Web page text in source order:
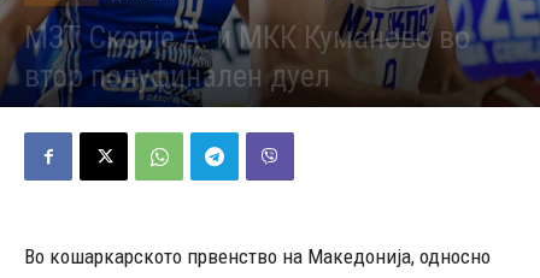
МЗТ Скопје А. и МКК Куманово во
втор полуфинален дуел
Објавено од Д.Т. - 13/05/2025 286
Во кошаркарското првенство на Македонија, односно